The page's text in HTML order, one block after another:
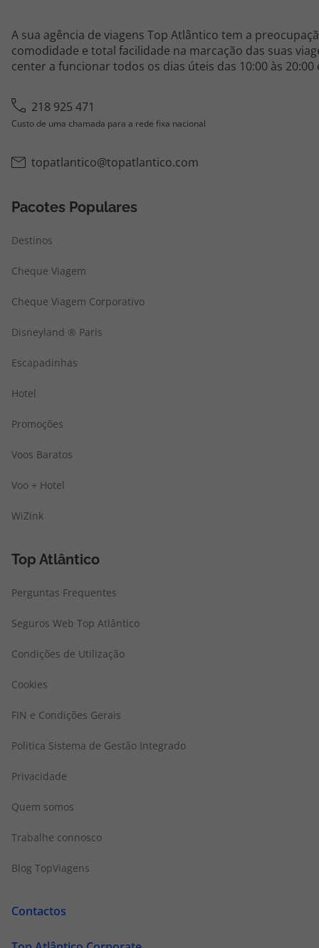
A sua agência de viagens Top Atlântico tem a
comodidade e total facilidade na marcação das suas
center a funcionar todos os dias úteis das 10:00 às 20:00
218 925 471
Custo de uma chamada para a rede fixa nacional
topatlantico@topatlantico.com
Pacotes Populares
Destinos
Cheque Viagem
Cheque Viagem Corporativo
Disneyland ® Paris
Escapadinhas
Hotel
Promoções
Voos Baratos
Voo + Hotel
WiZink
Top Atlântico
Perguntas Frequentes
Seguros Web Top Atlântico
Condições de Utilização
Cookies
FIN e Condições Gerais
Politica Sistema de Gestão Integrado
Privacidade
Quem somos
Trabalhe connosco
Blog TopViagens
Contactos